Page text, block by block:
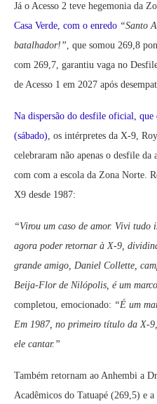
Já o Acesso 2 teve hegemonia da
Casa Verde, com o enredo “Santo
batalhador!”, que somou 269,8
com 269,7, garantiu vaga no
de Acesso 1 em 2027 após
Na dispersão do desfile oficial, que
(sábado), os intérpretes da X-9,
celebraram não apenas o desfile
com com a escola da Zona Norte.
X9 desde 1987:
“Virou um caso de amor. Vivi tudo
agora poder retornar à X-9,
grande amigo, Daniel Collette,
Beija-Flor de Nilópolis, é um
completou, emocionado: “É um
Em 1987, no primeiro título da X-
ele cantar.”
Também retornam ao Anhembi a
Acadêmicos do Tatuapé (269,5) e